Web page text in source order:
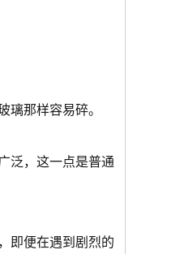
璃那样容易碎。
泛，这一点是普通
即便在遇到剧烈的